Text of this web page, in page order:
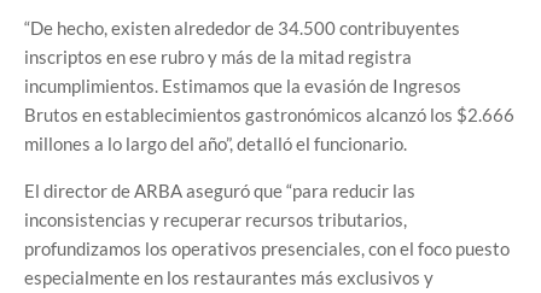
“De hecho, existen alrededor de 34.500 contribuyentes
inscriptos en ese rubro y más de la mitad registra
incumplimientos. Estimamos que la evasión de Ingresos
Brutos en establecimientos gastronómicos alcanzó los $2.666
millones a lo largo del año”, detalló el funcionario.
El director de ARBA aseguró que “para reducir las
inconsistencias y recuperar recursos tributarios,
profundizamos los operativos presenciales, con el foco puesto
especialmente en los restaurantes más exclusivos y